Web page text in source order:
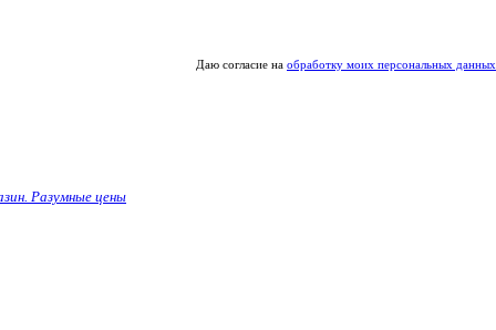
Даю согласие на обработку моих персональных данных
Разумные цены